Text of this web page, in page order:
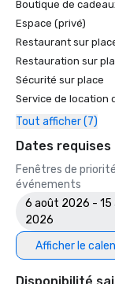
• OpenTable —
• Travellers'
• Destination I
mariage
• Insidehook —
• SF Travel —
2023
• Magazine de
Boutique de
Espace (privé)
Restaurant sur
Restauration sur
Sécurité sur place
Service de location
Tout afficher (7)
Dates requises
Fenêtres de
événements
6 août 2026 - 15
2026
Afficher le